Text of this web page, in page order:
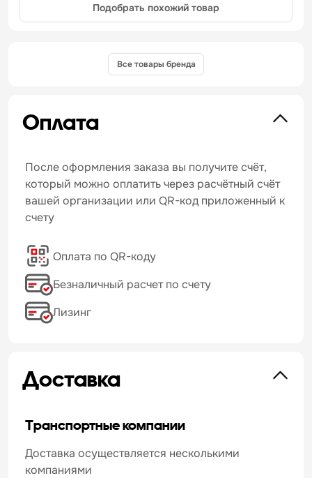
Подобрать похожий товар
Все товары бренда
Оплата
После оформления заказа вы получите счёт,
который можно оплатить через расчётный счёт
вашей организации или QR-код приложенный к
счету
Оплата по QR-коду
Безналичный расчет по счету
Лизинг
Доставка
Транспортные компании
Доставка осуществляется несколькими
компаниями